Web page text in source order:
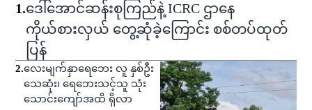
1.ဒေါ်အောင်ဆန်းစုကြည်နဲ့ ICRC ဌာနေ
ကိုယ်စားလှယ် တွေ့ဆုံခဲ့ကြောင်း စစ်တပ်ထုတ်
ပြန်
2.လေးမျက်နှာရေဘေး လူ နှစ်ဦး
သေဆုံး၊ ရေဘေးသင့်သူ သုံး
သောင်းကျော်အထိ ရှိလာ